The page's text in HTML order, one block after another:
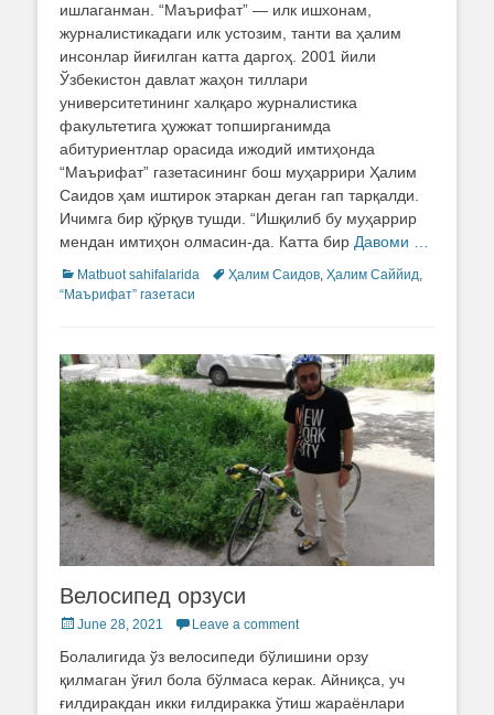
ишлаганман. “Маърифат” — илк ишхонам,
журналистикадаги илк устозим, танти ва ҳалим
инсонлар йиғилган катта даргоҳ. 2001 йили
Ўзбекистон давлат жаҳон тиллари
университетининг халқаро журналистика
факультетига ҳужжат топширганимда
абитуриентлар орасида ижодий имтиҳонда
“Маърифат” газетасининг бош муҳаррири Ҳалим
Саидов ҳам иштирок этаркан деган гап тарқалди.
Ичимга бир қўрқув тушди. “Ишқилиб бу муҳаррир
мендан имтиҳон олмасин-да. Катта бир Давоми …
Categories
Matbuot sahifalarida TagsҲалим Саидов, Ҳалим Саййид,
“Маърифат” газетаси
Велосипед орзуси
Posted
June 28, 2021 Leave a comment
Болалигида ўз велосипеди бўлишини орзу
қилмаган ўғил бола бўлмаса керак. Айниқса, уч
ғилдиракдан икки ғилдиракка ўтиш жараёнлари